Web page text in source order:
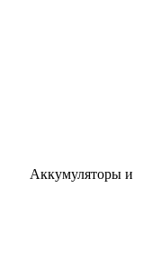
Аккумуляторы и